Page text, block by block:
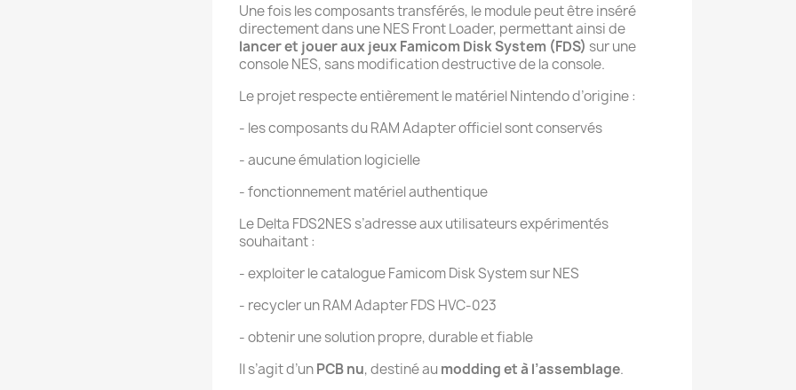
Une fois les composants transférés, le module peut être inséré
directement dans une NES Front Loader, permettant ainsi de
lancer et jouer aux jeux Famicom Disk System (FDS) sur une
console NES, sans modification destructive de la console.
Le projet respecte entièrement le matériel Nintendo d’origine :
- les composants du RAM Adapter officiel sont conservés
- aucune émulation logicielle
- fonctionnement matériel authentique
Le Delta FDS2NES s’adresse aux utilisateurs expérimentés
souhaitant :
- exploiter le catalogue Famicom Disk System sur NES
- recycler un RAM Adapter FDS HVC-023
- obtenir une solution propre, durable et fiable
Il s’agit d’unPCB nu, destiné aumodding et à l’assemblage.